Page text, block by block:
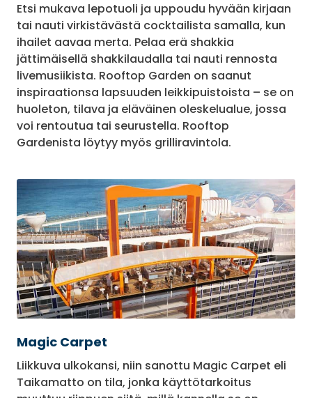
Etsi mukava lepotuoli ja uppoudu hyvään kirjaan
tai nauti virkistävästä cocktailista samalla, kun
ihailet aavaa merta. Pelaa erä shakkia
jättimäisellä shakkilaudalla tai nauti rennosta
livemusiikista. Rooftop Garden on saanut
inspiraationsa lapsuuden leikkipuistoista – se on
huoleton, tilava ja eläväinen oleskelualue, jossa
voi rentoutua tai seurustella. Rooftop
Gardenista löytyy myös grilliravintola.
Magic Carpet
Liikkuva ulkokansi, niin sanottu Magic Carpet eli
Taikamatto on tila, jonka käyttötarkoitus